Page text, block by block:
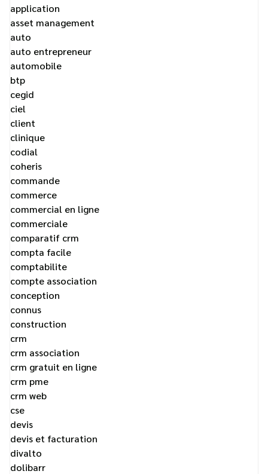
application
asset management
auto
auto entrepreneur
automobile
btp
cegid
ciel
client
clinique
codial
coheris
commande
commerce
commercial en ligne
commerciale
comparatif crm
compta facile
comptabilite
compte association
conception
connus
construction
crm
crm association
crm gratuit en ligne
crm pme
crm web
cse
devis
devis et facturation
divalto
dolibarr